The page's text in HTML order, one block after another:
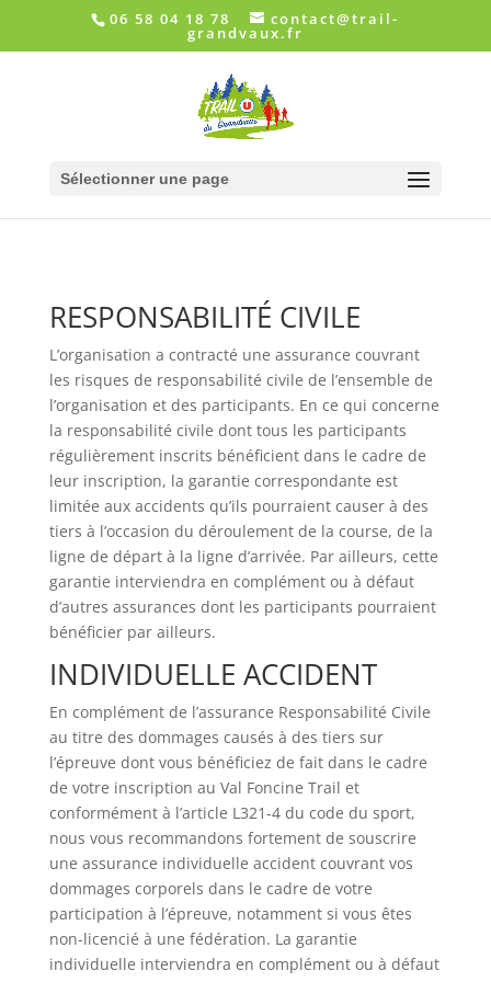
06 58 04 18 78 contact@trail-
grandvaux.fr
Sélectionner une page
RESPONSABILITÉ CIVILE
L’organisation a contracté une assurance couvrant
les risques de responsabilité civile de l’ensemble de
l’organisation et des participants. En ce qui concerne
la responsabilité civile dont tous les participants
régulièrement inscrits bénéficient dans le cadre de
leur inscription, la garantie correspondante est
limitée aux accidents qu’ils pourraient causer à des
tiers à l’occasion du déroulement de la course, de la
ligne de départ à la ligne d’arrivée. Par ailleurs, cette
garantie interviendra en complément ou à défaut
d’autres assurances dont les participants pourraient
bénéficier par ailleurs.
INDIVIDUELLE ACCIDENT
En complément de l’assurance Responsabilité Civile
au titre des dommages causés à des tiers sur
l’épreuve dont vous bénéficiez de fait dans le cadre
de votre inscription au Val Foncine Trail et
conformément à l’article L321-4 du code du sport,
nous vous recommandons fortement de souscrire
une assurance individuelle accident couvrant vos
dommages corporels dans le cadre de votre
participation à l’épreuve, notamment si vous êtes
non-licencié à une fédération. La garantie
individuelle interviendra en complément ou à défaut